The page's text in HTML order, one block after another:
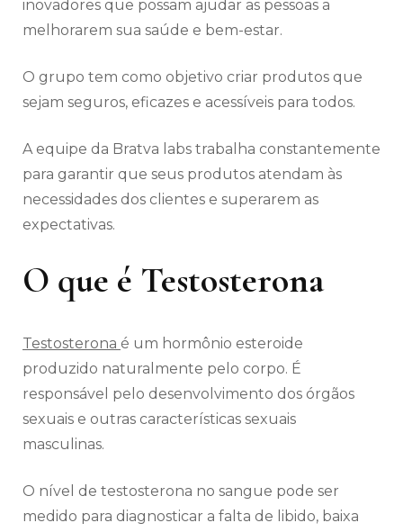
inovadores que possam ajudar as pessoas a
melhorarem sua saúde e bem-estar.
O grupo tem como objetivo criar produtos que
sejam seguros, eficazes e acessíveis para todos.
A equipe da Bratva labs trabalha constantemente
para garantir que seus produtos atendam às
necessidades dos clientes e superarem as
expectativas.
O que é Testosterona
Testosterona é um hormônio esteroide
produzido naturalmente pelo corpo. É
responsável pelo desenvolvimento dos órgãos
sexuais e outras características sexuais
masculinas.
O nível de testosterona no sangue pode ser
medido para diagnosticar a falta de libido, baixa